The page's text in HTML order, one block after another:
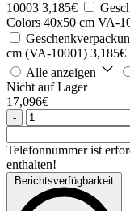
10003 3,185€
Colors 40x50 cm VA-
cm (VA-10001) 3,185€
Alle anzeigen
Nicht auf Lager
17,096€
-
Telefonnummer ist
enthalten!
Berichtsverfügbarkeit